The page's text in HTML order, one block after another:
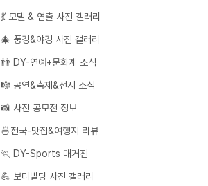
💃 모델 & 연출 사진 갤러리
🎄 풍경&야경 사진 갤러리
👬 DY-연예+문화계 소식
🎼 공연&축제&전시 소식
📸 사진 공모전 정보
🍜전국-맛집&여행지 리뷰
🏃 DY-Sports 매거진
💪 보디빌딩 사진 갤러리